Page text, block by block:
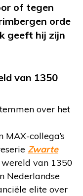
of tegen
orde
geeft hij zijn
van 1350
over het
collega’s
Zwarte
van 1350
Nederlandse
elite over